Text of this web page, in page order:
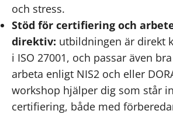
och stress.
Stöd för certifiering och
direktiv: utbildningen är direkt
i ISO 27001, och passar även
arbeta enligt NIS2 och eller
workshop hjälper dig som står
certifiering, både med